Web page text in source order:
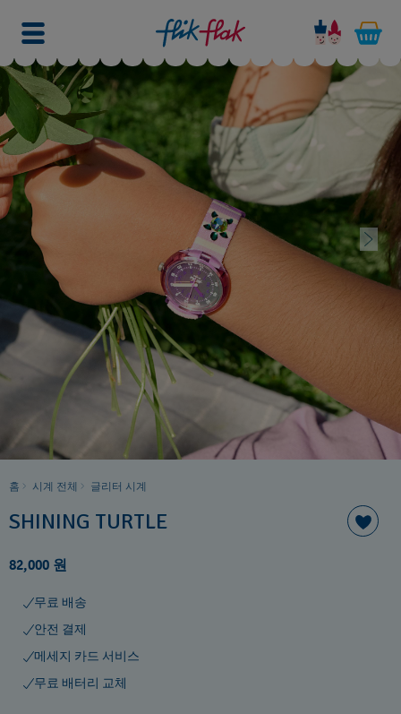
홈 시계 전체 글리터 시계
SHINING TURTLE
82,000 원
무료 배송
안전 결제
메세지 카드 서비스
무료 배터리 교체